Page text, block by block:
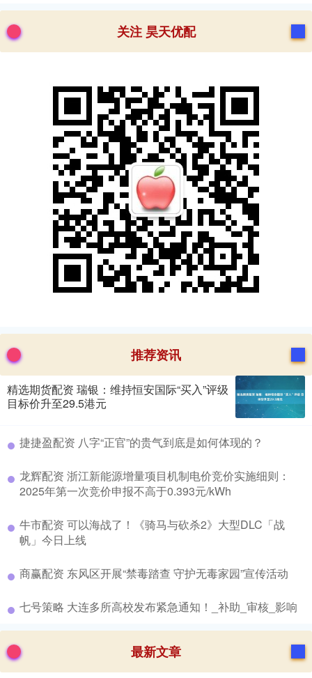
关注 昊天优配
推荐资讯
精选期货配资 瑞银：维持恒安国际“买入”评级
目标价升至29.5港元
​捷捷盈配资 八字“正官”的贵气到底是如何体现的？
​龙辉配资 浙江新能源增量项目机制电价竞价实施细则：
2025年第一次竞价申报不高于0.393元/kWh
​牛市配资 可以海战了！《骑马与砍杀2》大型DLC「战
帆」今日上线
​商赢配资 东风区开展“禁毒踏查 守护无毒家园”宣传活动
​七号策略 大连多所高校发布紧急通知！_补助_审核_影响
最新文章